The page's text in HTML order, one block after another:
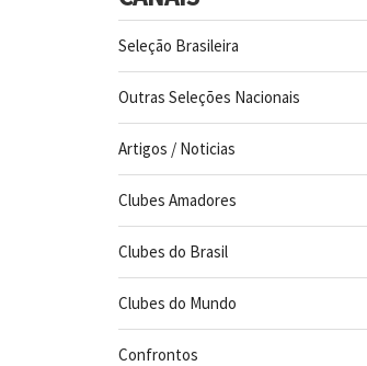
Seleção Brasileira
Outras Seleções Nacionais
Artigos / Noticias
Clubes Amadores
Clubes do Brasil
Clubes do Mundo
Confrontos